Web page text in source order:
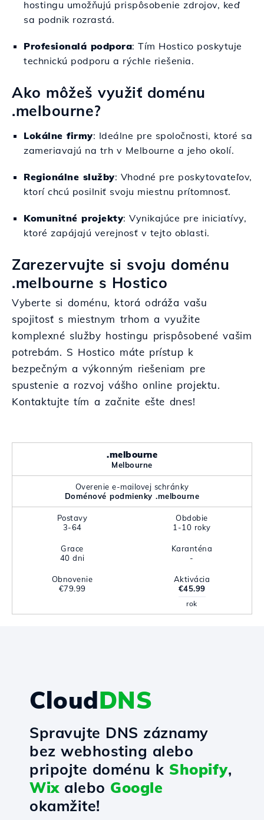
hostingu umožňujú prispôsobenie zdrojov, keď
sa podnik rozrastá.
Profesionalá podpora: Tím Hostico poskytuje
technickú podporu a rýchle riešenia.
Ako môžeš využiť doménu
.melbourne?
Lokálne firmy: Ideálne pre spoločnosti, ktoré sa
zameriavajú na trh v Melbourne a jeho okolí.
Regionálne služby: Vhodné pre poskytovateľov,
ktorí chcú posilniť svoju miestnu prítomnosť.
Komunitné projekty: Vynikajúce pre iniciatívy,
ktoré zapájajú verejnosť v tejto oblasti.
Zarezervujte si svoju doménu
.melbourne s Hostico
Vyberte si doménu, ktorá odráža vašu
spojitosť s miestnym trhom a využite
komplexné služby hostingu prispôsobené vašim
potrebám. S Hostico máte prístup k
bezpečným a výkonným riešeniam pre
spustenie a rozvoj vášho online projektu.
Kontaktujte tím a začnite ešte dnes!
.melbourne
Melbourne
Overenie e-mailovej schránky
Doménové podmienky .melbourne
Postavy
3-64
Obdobie
1-10 roky
Grace
40 dni
Karanténa
-
Obnovenie
€79.99
Aktivácia
€45.99
rok
CloudDNS
Spravujte DNS záznamy
bez webhosting alebo
pripojte doménu k Shopify,
Wixalebo Google
okamžite!